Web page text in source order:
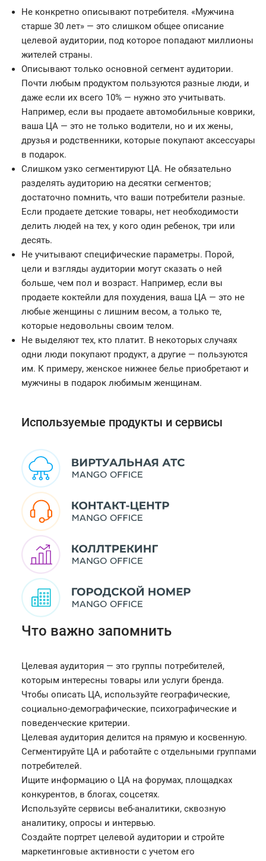
Не конкретно описывают потребителя. «Мужчина
старше 30 лет» — это слишком общее описание
целевой аудитории, под которое попадают миллионы
жителей страны.
Описывают только основной сегмент аудитории.
Почти любым продуктом пользуются разные люди, и
даже если их всего 10% — нужно это учитывать.
Например, если вы продаете автомобильные коврики,
ваша ЦА — это не только водители, но и их жены,
друзья и родственники, которые покупают аксессуары
в подарок.
Слишком узко сегментируют ЦА. Не обязательно
разделять аудиторию на десятки сегментов;
достаточно помнить, что ваши потребители разные.
Если продаете детские товары, нет необходимости
делить людей на тех, у кого один ребенок, три или
десять.
Не учитывают специфические параметры. Порой,
цели и взгляды аудитории могут сказать о ней
больше, чем пол и возраст. Например, если вы
продаете коктейли для похудения, ваша ЦА — это не
любые женщины с лишним весом, а только те,
которые недовольны своим телом.
Не выделяют тех, кто платит. В некоторых случаях
одни люди покупают продукт, а другие — пользуются
им. К примеру, женское нижнее белье приобретают и
мужчины в подарок любимым женщинам.
Используемые продукты и сервисы
Что важно запомнить
Целевая аудитория — это группы потребителей,
которым интересны товары или услуги бренда.
Чтобы описать ЦА, используйте географические,
социально-демографические, психографические и
поведенческие критерии.
Целевая аудитория делится на прямую и косвенную.
Сегментируйте ЦА и работайте с отдельными группами
потребителей.
Ищите информацию о ЦА на форумах, площадках
конкурентов, в блогах, соцсетях.
Используйте сервисы веб-аналитики, сквозную
аналитику, опросы и интервью.
Создайте портрет целевой аудитории и стройте
маркетинговые активности с учетом его